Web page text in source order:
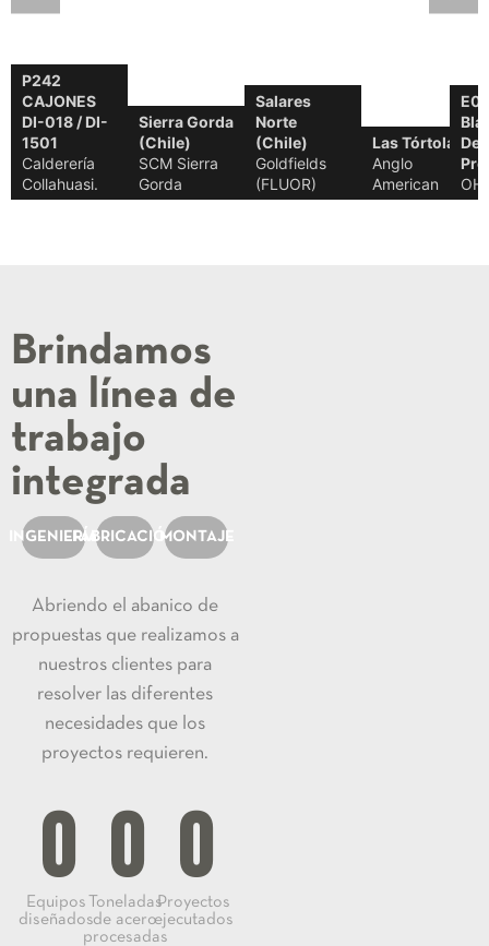
P242
CAJONES
DI-018 / DI-
1501
Calderería
Collahuasi.
Sierra Gorda
(Chile)
SCM Sierra
Gorda
Salares
Norte
(Chile)
Goldfields
(FLUOR)
Las Tórtolas
Anglo
American
Brindamos
una línea de
trabajo
integrada
INGENIERÍAFABRICACIÓNMONTAJE
Abriendo el abanico de
propuestas que realizamos a
nuestros clientes para
resolver las diferentes
necesidades que los
proyectos requieren.
Equipos
diseñados
0
Toneladas
de acero
procesadas
0
Proyectos
ejecutados
0